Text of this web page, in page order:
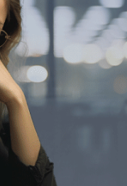
1
сухих
до 16%